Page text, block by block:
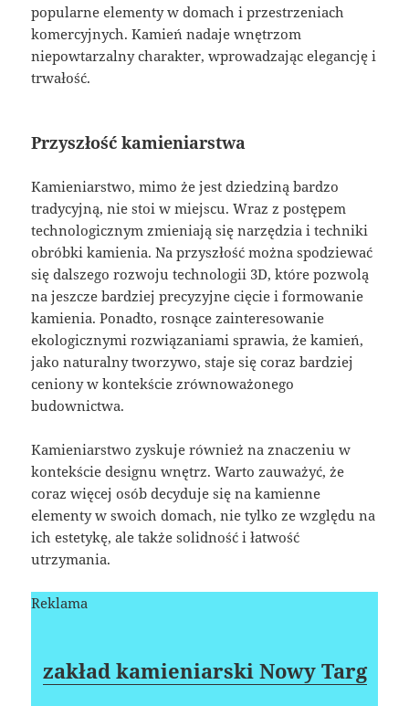
popularne elementy w domach i przestrzeniach
komercyjnych. Kamień nadaje wnętrzom
niepowtarzalny charakter, wprowadzając elegancję i
trwałość.
Przyszłość kamieniarstwa
Kamieniarstwo, mimo że jest dziedziną bardzo
tradycyjną, nie stoi w miejscu. Wraz z postępem
technologicznym zmieniają się narzędzia i techniki
obróbki kamienia. Na przyszłość można spodziewać
się dalszego rozwoju technologii 3D, które pozwolą
na jeszcze bardziej precyzyjne cięcie i formowanie
kamienia. Ponadto, rosnące zainteresowanie
ekologicznymi rozwiązaniami sprawia, że kamień,
jako naturalny tworzywo, staje się coraz bardziej
ceniony w kontekście zrównoważonego
budownictwa.
Kamieniarstwo zyskuje również na znaczeniu w
kontekście designu wnętrz. Warto zauważyć, że
coraz więcej osób decyduje się na kamienne
elementy w swoich domach, nie tylko ze względu na
ich estetykę, ale także solidność i łatwość
utrzymania.
Reklama
zakład kamieniarski Nowy Targ